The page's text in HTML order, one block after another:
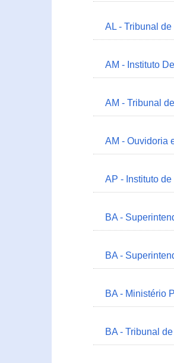
AL - Tribunal
AM - Instituto
AM - Tribunal
AM - Ouvidoria
AP - Instituto
BA -
BA -
BA - Ministério
BA - Tribunal